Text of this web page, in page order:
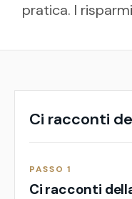
pratica. I
Ci racconti
PASSO 1
Ci racconti